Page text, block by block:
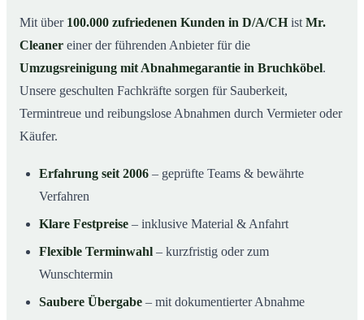
Mit über 100.000 zufriedenen Kunden in D/A/CHist Mr.
Cleaner einer der führenden Anbieter für die
Umzugsreinigung mit Abnahmegarantie in Bruchköbel.
Unsere geschulten Fachkräfte sorgen für Sauberkeit,
Termintreue und reibungslose Abnahmen durch Vermieter oder
Käufer.
Erfahrung seit 2006 – geprüfte Teams & bewährte
Verfahren
Klare Festpreise – inklusive Material & Anfahrt
Flexible Terminwahl – kurzfristig oder zum
Wunschtermin
Saubere Übergabe – mit dokumentierter Abnahme